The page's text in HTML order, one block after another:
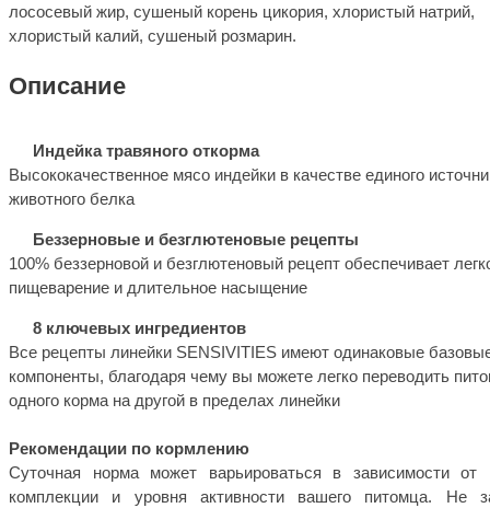
лососевый жир, сушеный корень цикория, хлористый натрий,
хлористый калий, сушеный розмарин.
Описание
Индейка травяного откорма
Высококачественное мясо индейки в качестве единого
животного белка
Беззерновые и безглютеновые рецепты
100% беззерновой и безглютеновый рецепт обеспечивает
пищеварение и длительное насыщение
8 ключевых ингредиентов
Все рецепты линейки SENSIVITIES имеют одинаковые
компоненты, благодаря чему вы можете легко переводить
одного корма на другой в пределах линейки
Рекомендации по кормлению
Суточная норма может варьироваться в зависимости от
комплекции и уровня активности вашего питомца. Не